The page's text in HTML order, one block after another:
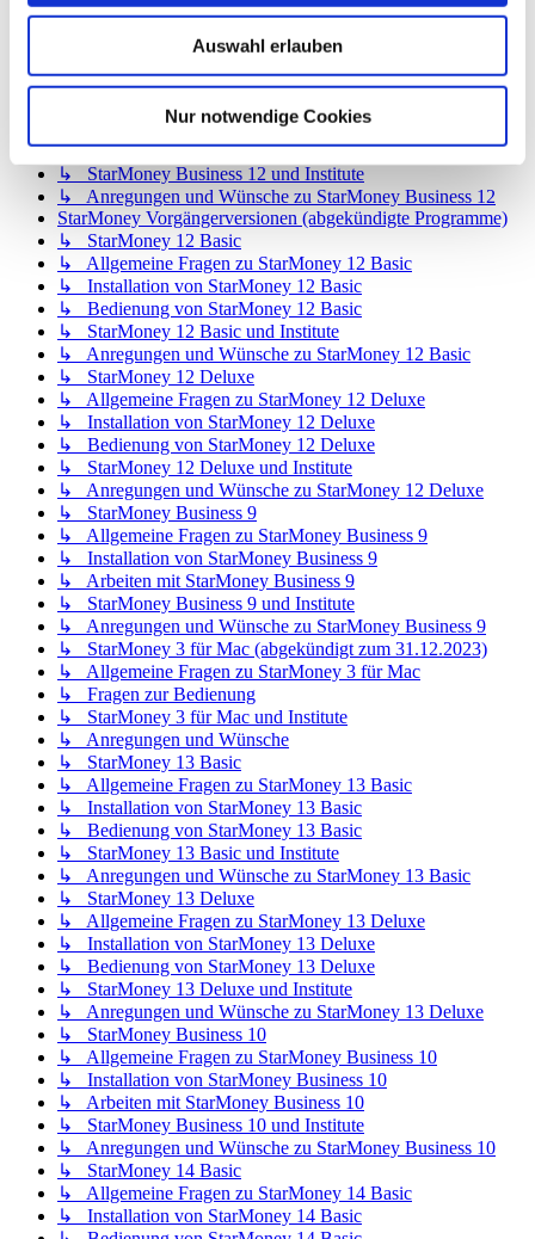
Auswahl erlauben
Nur notwendige Cookies
↳ StarMoney App für iOS
↳ StarMoney App für Mac
StarMoney Business 12
↳ Allgemeine Fragen zu StarMoney Business 12
↳ Installation von StarMoney Business 12
↳ Bedienung von StarMoney Business 12
↳ StarMoney Business 12 und Institute
↳ Anregungen und Wünsche zu StarMoney Business 12
StarMoney Vorgängerversionen (abgekündigte Programme)
↳ StarMoney 12 Basic
↳ Allgemeine Fragen zu StarMoney 12 Basic
↳ Installation von StarMoney 12 Basic
↳ Bedienung von StarMoney 12 Basic
↳ StarMoney 12 Basic und Institute
↳ Anregungen und Wünsche zu StarMoney 12 Basic
↳ StarMoney 12 Deluxe
↳ Allgemeine Fragen zu StarMoney 12 Deluxe
↳ Installation von StarMoney 12 Deluxe
↳ Bedienung von StarMoney 12 Deluxe
↳ StarMoney 12 Deluxe und Institute
↳ Anregungen und Wünsche zu StarMoney 12 Deluxe
↳ StarMoney Business 9
↳ Allgemeine Fragen zu StarMoney Business 9
↳ Installation von StarMoney Business 9
↳ Arbeiten mit StarMoney Business 9
↳ StarMoney Business 9 und Institute
↳ Anregungen und Wünsche zu StarMoney Business 9
↳ StarMoney 3 für Mac (abgekündigt zum 31.12.2023)
↳ Allgemeine Fragen zu StarMoney 3 für Mac
↳ Fragen zur Bedienung
↳ StarMoney 3 für Mac und Institute
↳ Anregungen und Wünsche
↳ StarMoney 13 Basic
↳ Allgemeine Fragen zu StarMoney 13 Basic
↳ Installation von StarMoney 13 Basic
↳ Bedienung von StarMoney 13 Basic
↳ StarMoney 13 Basic und Institute
↳ Anregungen und Wünsche zu StarMoney 13 Basic
↳ StarMoney 13 Deluxe
↳ Allgemeine Fragen zu StarMoney 13 Deluxe
↳ Installation von StarMoney 13 Deluxe
↳ Bedienung von StarMoney 13 Deluxe
↳ StarMoney 13 Deluxe und Institute
↳ Anregungen und Wünsche zu StarMoney 13 Deluxe
↳ StarMoney Business 10
↳ Allgemeine Fragen zu StarMoney Business 10
↳ Installation von StarMoney Business 10
↳ Arbeiten mit StarMoney Business 10
↳ StarMoney Business 10 und Institute
↳ Anregungen und Wünsche zu StarMoney Business 10
↳ StarMoney 14 Basic
↳ Allgemeine Fragen zu StarMoney 14 Basic
↳ Installation von StarMoney 14 Basic